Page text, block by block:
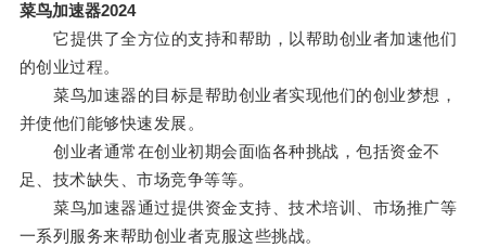
菜鸟加速器2024
它提供了全方位的支持和帮助，以帮助创业者加速他们
的创业过程。
菜鸟加速器的目标是帮助创业者实现他们的创业梦想，
并使他们能够快速发展。
创业者通常在创业初期会面临各种挑战，包括资金不
足、技术缺失、市场竞争等等。
菜鸟加速器通过提供资金支持、技术培训、市场推广等
一系列服务来帮助创业者克服这些挑战。